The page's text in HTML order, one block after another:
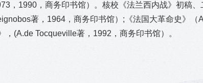
，1990，商务印书馆）。核校《法兰西内战》初稿、
著，1964，商务印书馆）;《法国大革命史》（
(A.de Tocqueville著，1992，商务印书馆）。